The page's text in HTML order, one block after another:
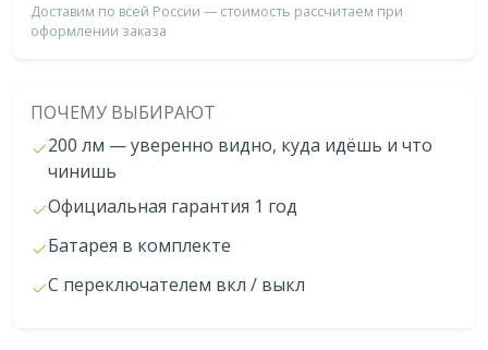
Доставим по всей России — стоимость рассчитаем при
оформлении заказа
ПОЧЕМУ ВЫБИРАЮТ
200 лм — уверенно видно, куда идёшь и что
чинишь
Официальная гарантия 1 год
Батарея в комплекте
С переключателем вкл / выкл